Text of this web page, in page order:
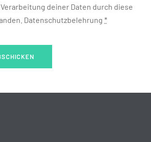
deiner Daten durch diese
Datenschutzbelehrung *